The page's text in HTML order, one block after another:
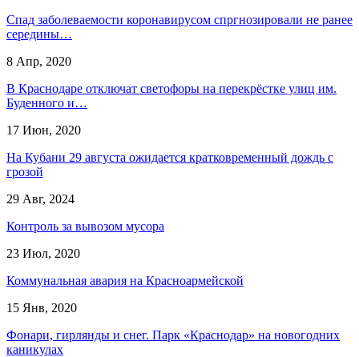
Спад заболеваемости коронавирусом спргнозировали не ранее
середины…
8 Апр, 2020
В Краснодаре отключат светофоры на перекрёстке улиц им.
Буденного и…
17 Июн, 2020
На Кубани 29 августа ожидается кратковременный дождь с
грозой
29 Авг, 2024
Контроль за вывозом мусора
23 Июл, 2020
Коммунальная авария на Красноармейской
15 Янв, 2020
Фонари, гирлянды и снег. Парк «Краснодар» на новогодних
каникулах